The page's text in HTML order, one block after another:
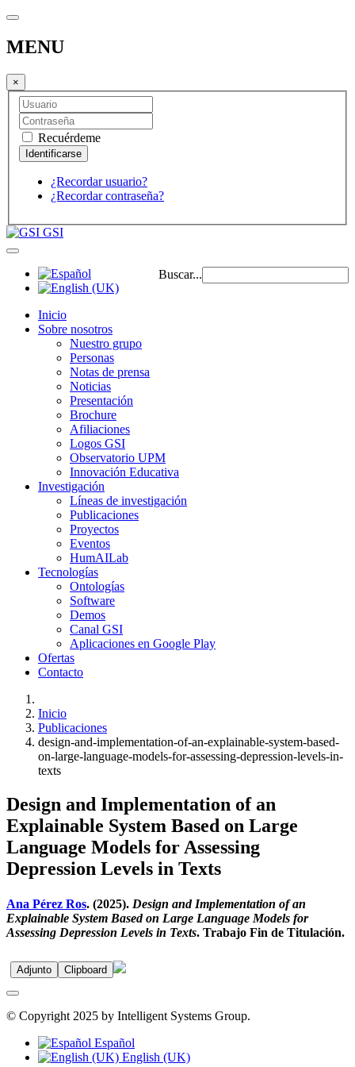
MENU
×
Recuérdeme
¿Recordar usuario?
¿Recordar contraseña?
GSI
Buscar...
Inicio
Sobre nosotros
Nuestro grupo
Personas
Notas de prensa
Noticias
Presentación
Brochure
Afiliaciones
Logos GSI
Observatorio UPM
Innovación Educativa
Investigación
Líneas de investigación
Publicaciones
Proyectos
Eventos
HumAILab
Tecnologías
Ontologías
Software
Demos
Canal GSI
Aplicaciones en Google Play
Ofertas
Contacto
Inicio
Publicaciones
design-and-implementation-of-an-explainable-system-based-
on-large-language-models-for-assessing-depression-levels-in-
texts
Design and Implementation of an
Explainable System Based on Large
Language Models for Assessing
Depression Levels in Texts
Ana Pérez Ros. (2025). Design and Implementation of an
Explainable System Based on Large Language Models for
Assessing Depression Levels in Texts. Trabajo Fin de Titulación.
Adjunto Clipboard
© Copyright 2025 by Intelligent Systems Group.
Español
English (UK)